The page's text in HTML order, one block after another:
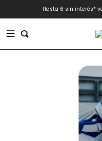
Hasta 6 sin interés*
Términos más buscados
1. zapatilla